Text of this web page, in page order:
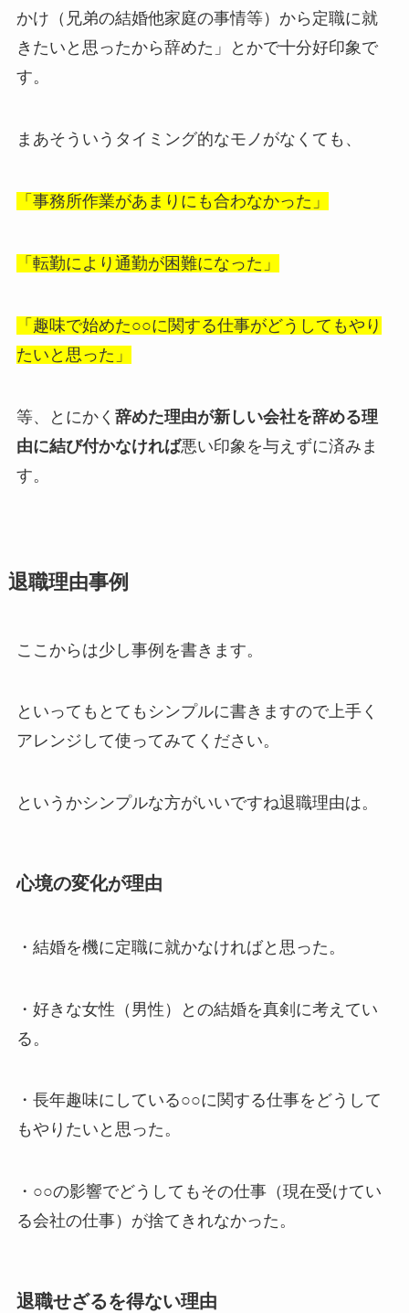
かけ（兄弟の結婚他家庭の事情等）から定職に就
きたいと思ったから辞めた」とかで十分好印象で
す。
まあそういうタイミング的なモノがなくても、
「事務所作業があまりにも合わなかった」
「転勤により通勤が困難になった」
「趣味で始めた○○に関する仕事がどうしてもやり
たいと思った」
等、とにかく 辞めた理由が新しい会社を辞める理
由に結び付かなければ悪い印象を与えずに済みま
す。
退職理由事例
ここからは少し事例を書きます。
といってもとてもシンプルに書きますので上手く
アレンジして使ってみてください。
というかシンプルな方がいいですね退職理由は。
心境の変化が理由
・結婚を機に定職に就かなければと思った。
・好きな女性（男性）との結婚を真剣に考えてい
る。
・長年趣味にしている○○に関する仕事をどうして
もやりたいと思った。
・○○の影響でどうしてもその仕事（現在受けてい
る会社の仕事）が捨てきれなかった。
退職せざるを得ない理由